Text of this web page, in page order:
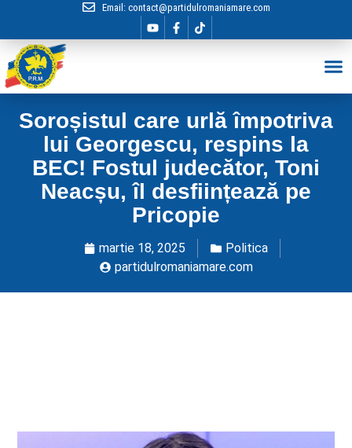
Email: contact@partidulromaniamare.com
Soroșistul care urlă împotriva
lui Georgescu, respins la
BEC! Fostul judecător, Toni
Neacșu, îl desființează pe
Pricopie
martie 18, 2025
Politica
partidulromaniamare.com